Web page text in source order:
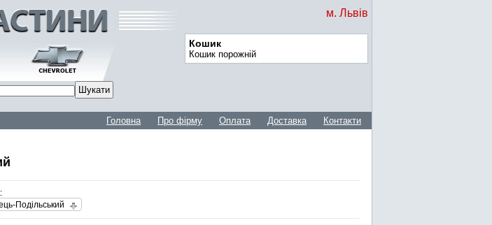
м. Львів
Кошик
Кошик порожній
Головна Про фірму Оплата Доставка Контакти
Подільський